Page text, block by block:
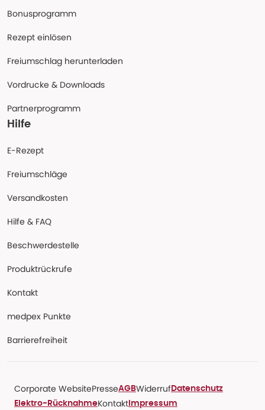
Bonusprogramm
Rezept einlösen
Freiumschlag herunterladen
Vordrucke & Downloads
Partnerprogramm
Hilfe
E-Rezept
Freiumschläge
Versandkosten
Hilfe & FAQ
Beschwerdestelle
Produktrückrufe
Kontakt
medpex Punkte
Barrierefreiheit
Corporate WebsitePresseAGBWiderruf Datenschutz
Elektro-RücknahmeKontakt Impressum